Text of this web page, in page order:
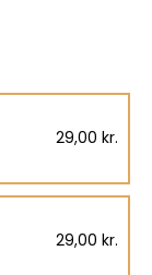
29,00 kr.
29,00 kr.